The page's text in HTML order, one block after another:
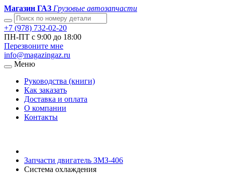
Магазин ГАЗ Грузовые автозапчасти
+7 (978) 732-02-20
ПН-ПТ с 9:00 до 18:00
Перезвоните мне
info@magazingaz.ru
Меню
Руководства (книги)
Как заказать
Доставка и оплата
О компании
Контакты
Запчасти двигатель ЗМЗ-406
Система охлаждения